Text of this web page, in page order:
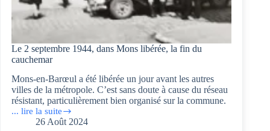
Le 2 septembre 1944, dans Mons libérée, la fin du
cauchemar
Mons-en-Barœul a été libérée un jour avant les autres
villes de la métropole. C’est sans doute à cause du réseau
résistant, particulièrement bien organisé sur la commune.
... lire la suite
Le
26 Août 2024